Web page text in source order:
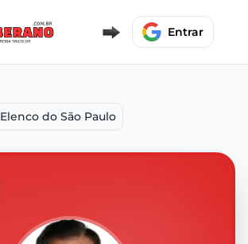
Entrar
Elenco do São Paulo